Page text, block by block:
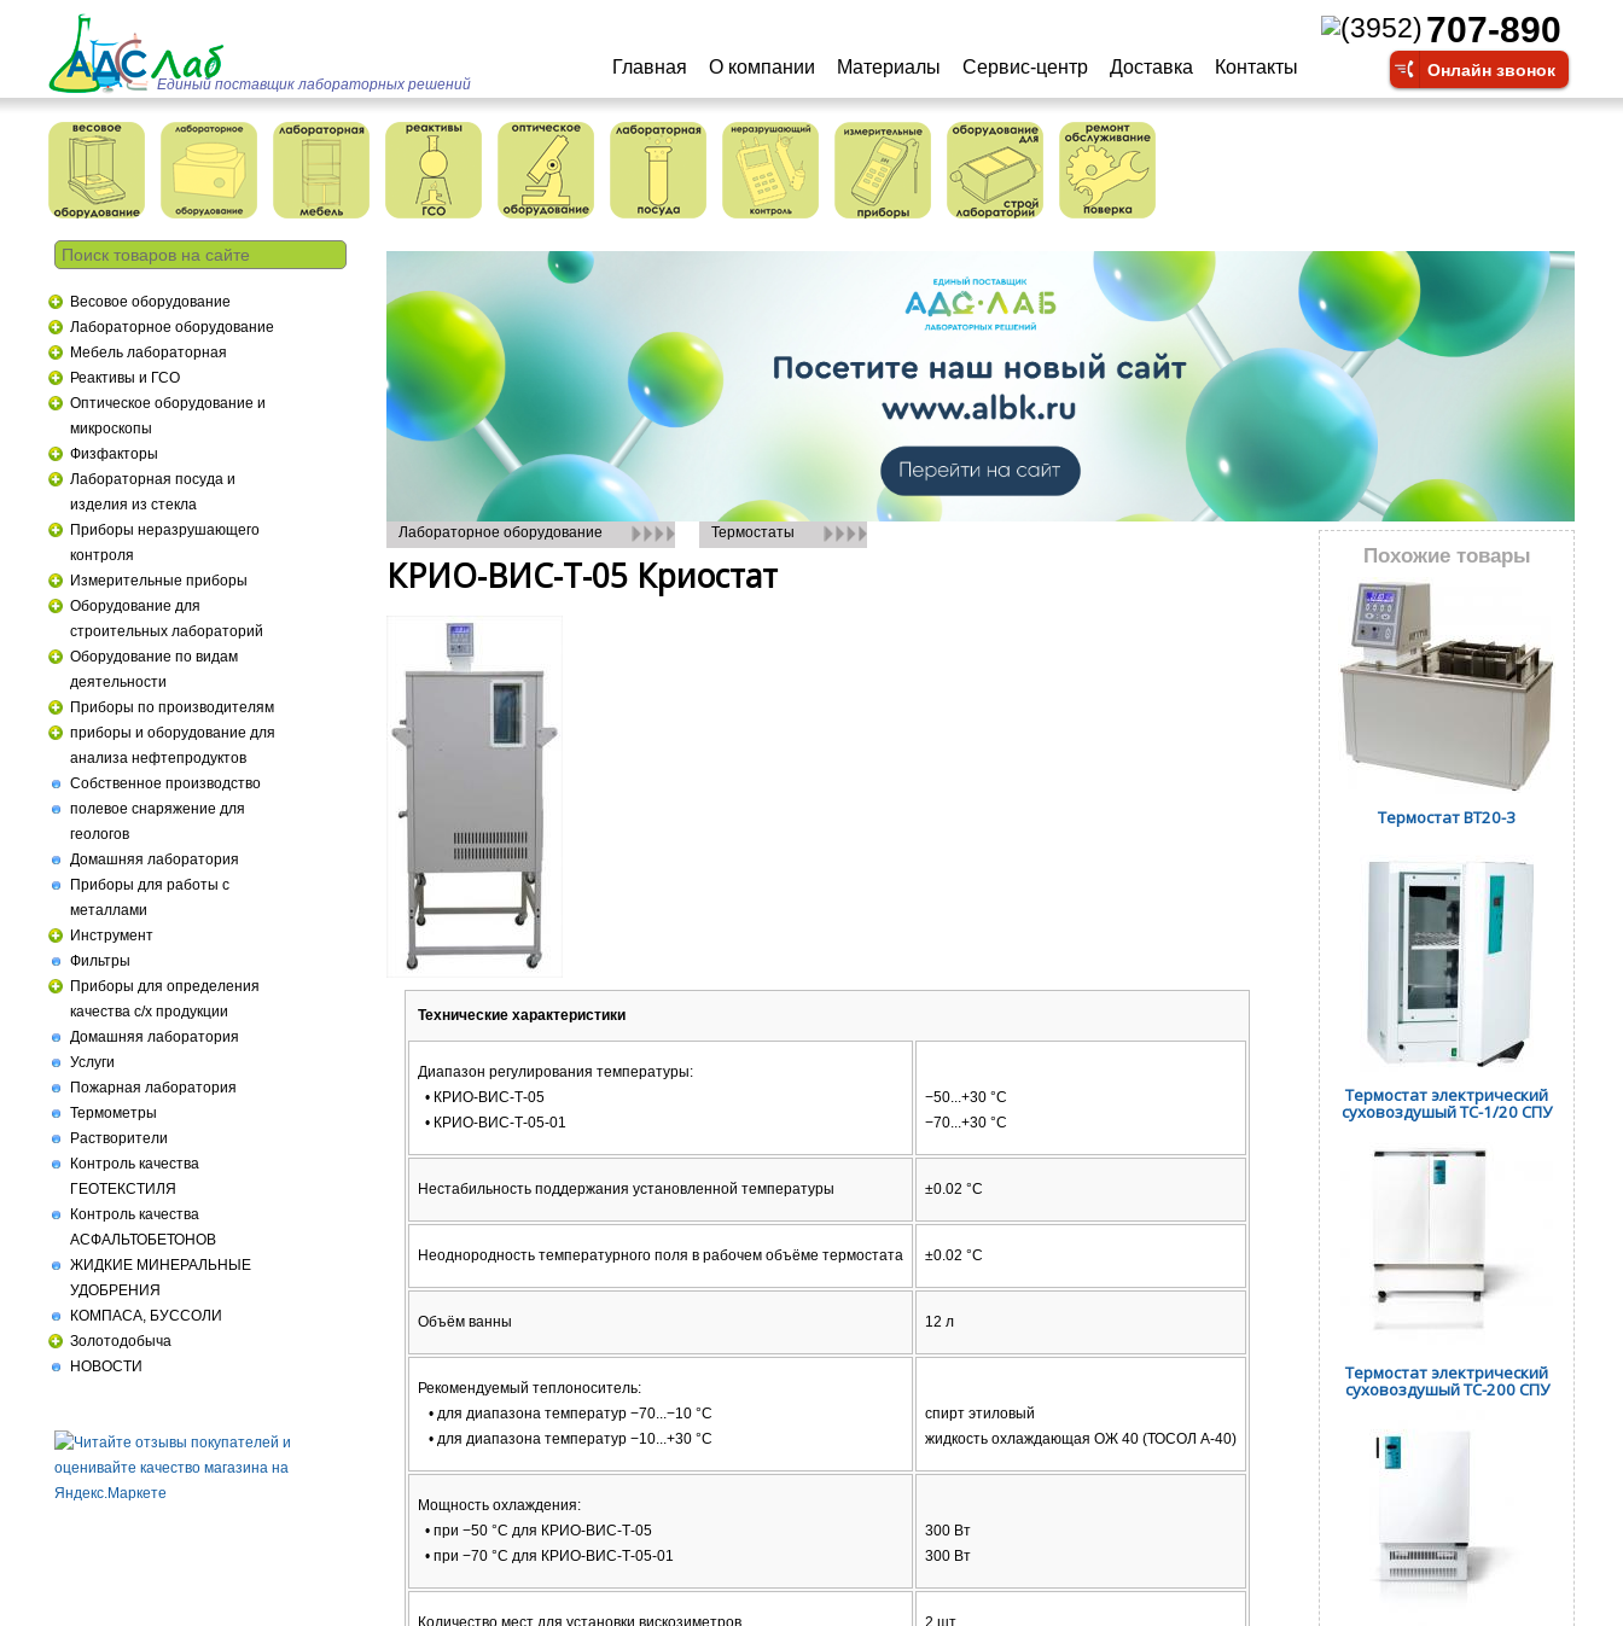
(3952)707-890
Онлайн звонок
Единый поставщик лабораторных решений
Главная О компании Материалы Сервис-центр Доставка Контакты
Весовое оборудование
Лабораторное оборудование
Мебель лабораторная
Реактивы и ГСО
Оптическое оборудование и
микроскопы
Физфакторы
Лабораторная посуда и
изделия из стекла
Приборы неразрушающего
контроля
Измерительные приборы
Оборудование для
строительных лабораторий
Оборудование по видам
деятельности
Приборы по производителям
приборы и оборудование для
анализа нефтепродуктов
Собственное производство
полевое снаряжение для
геологов
Домашняя лаборатория
Приборы для работы с
металлами
Инструмент
Фильтры
Приборы для определения
качества с/х продукции
Домашняя лаборатория
Услуги
Пожарная лаборатория
Термометры
Растворители
Контроль качества
ГЕОТЕКСТИЛЯ
Контроль качества
АСФАЛЬТОБЕТОНОВ
ЖИДКИЕ МИНЕРАЛЬНЫЕ
УДОБРЕНИЯ
КОМПАСА, БУССОЛИ
Золотодобыча
НОВОСТИ
Похожие товары
Термостат ВТ20-3
Термостат электрический
суховоздушый ТС-1/20 СПУ
Термостат электрический
суховоздушый ТС-200 СПУ
Лабораторное оборудование Термостаты
КРИО-ВИС-Т-05 Криостат
Технические характеристики
Диапазон регулирования температуры:
• КРИО-ВИС-Т-05
• КРИО-ВИС-Т-05-01
−50...+30 °С
−70...+30 °С
Нестабильность поддержания установленной температуры ±0.02 °С
Неоднородность температурного поля в рабочем объёме термостата ±0.02 °С
Объём ванны 12 л
Рекомендуемый теплоноситель:
• для диапазона температур −70...−10 °С
• для диапазона температур −10...+30 °С
спирт этиловый
жидкость охлаждающая ОЖ 40 (ТОСОЛ А-40)
Мощность охлаждения:
• при −50 °C для КРИО-ВИС-Т-05
• при −70 °C для КРИО-ВИС-Т-05-01
300 Вт
300 Вт
Количество мест для установки вискозиметров 2 шт